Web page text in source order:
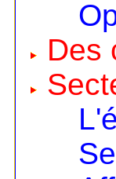
Des